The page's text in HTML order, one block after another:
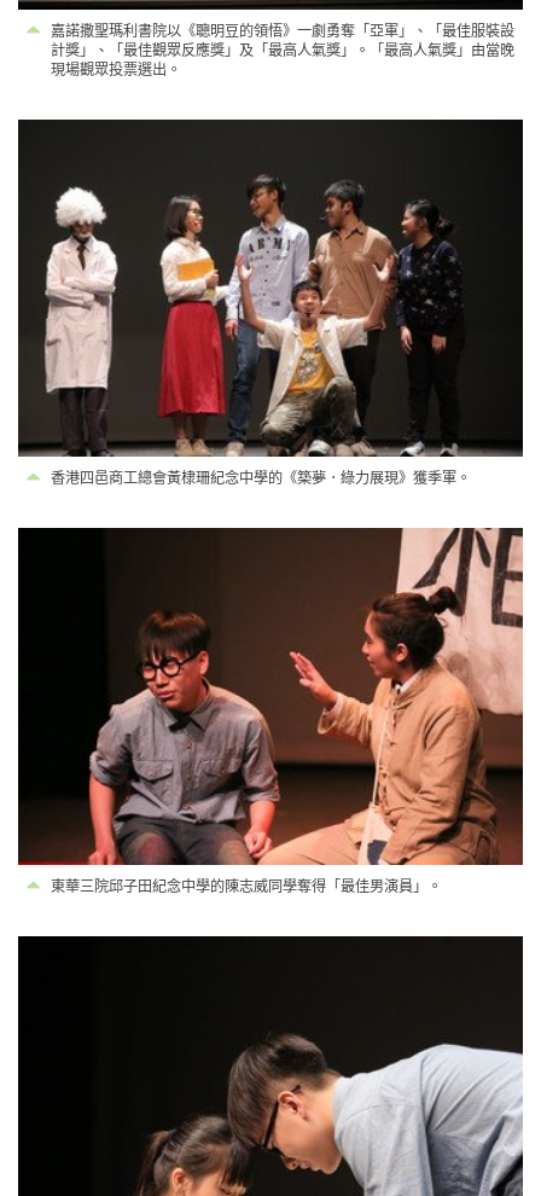
嘉諾撒聖瑪利書院以《聰明豆的領悟》一劇勇奪「亞軍」、「最佳服裝設
計獎」、「最佳觀眾反應獎」及「最高人氣獎」。「最高人氣獎」由當晚
現場觀眾投票選出。
香港四邑商工總會黃棣珊紀念中學的《築夢．綠力展現》獲季軍。
東華三院邱子田紀念中學的陳志威同學奪得「最佳男演員」。